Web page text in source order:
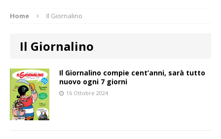
Home Il Giornalino
Il Giornalino
Il Giornalino compie cent’anni, sarà tutto
nuovo ogni 7 giorni
16 Ottobre 2024